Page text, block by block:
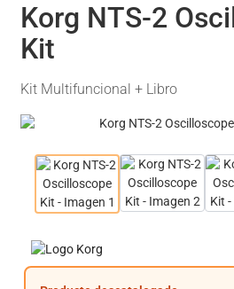
Korg NTS-2
Kit
Kit Multifuncional + Libro